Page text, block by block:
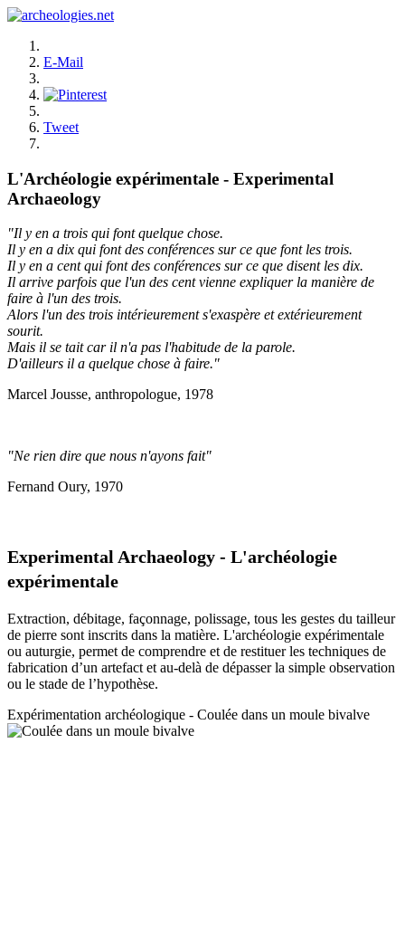
E-Mail
Tweet
L'Archéologie expérimentale - Experimental
Archaeology
"Il y en a trois qui font quelque chose.
Il y en a dix qui font des conférences sur ce que font les trois.
Il y en a cent qui font des conférences sur ce que disent les dix.
Il arrive parfois que l'un des cent vienne expliquer la manière de
faire à l'un des trois.
Alors l'un des trois intérieurement s'exaspère et extérieurement
sourit.
Mais il se tait car il n'a pas l'habitude de la parole.
D'ailleurs il a quelque chose à faire."
Marcel Jousse, anthropologue, 1978
"Ne rien dire que nous n'ayons fait"
Fernand Oury, 1970
Experimental Archaeology - L'archéologie
expérimentale
Extraction, débitage, façonnage, polissage, tous les gestes du tailleur
de pierre sont inscrits dans la matière. L'archéologie expérimentale
ou auturgie, permet de comprendre et de restituer les techniques de
fabrication d’un artefact et au-delà de dépasser la simple observation
ou le stade de l’hypothèse.
Expérimentation archéologique - Coulée dans un moule bivalve